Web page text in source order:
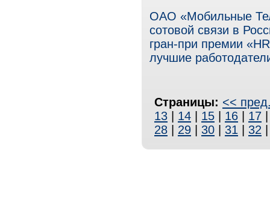
ОАО «Мобильные
сотовой связи в
гран-при премии
лучшие
Страницы: <<
13
14 15 16 17
28
29 30 31 32